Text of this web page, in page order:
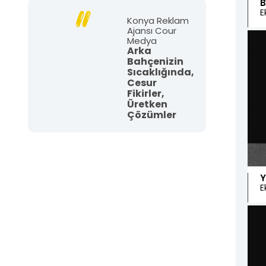
Sosyal Medya Yönetimi
Markanızın dijital imajını güçlendirmek için
stratejik sosyal medya planlaması, içerik
üretimi ve reklam yönetimi hizmetleri
SOSYAL MEDYA YöNETIMI
SEO
Web
analizi,
SEO VE
Sunucu ve Hosting Hizmetleri
e-posta
ve
Konya Reklam
Ajansı Cour
Medya
Arka
Bahçenizin
Sıcaklığında,
Cesur
Fikirler,
Üretken
Çözümler